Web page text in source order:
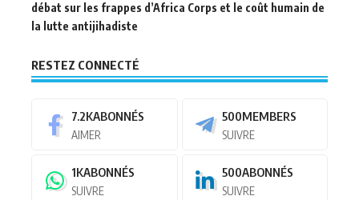
débat sur les frappes d’Africa Corps et le coût humain de
la lutte antijihadiste
RESTEZ CONNECTÉ
7.2KABONNÉS
AIMER
500MEMBERS
SUIVRE
1KABONNÉS
SUIVRE
500ABONNÉS
SUIVRE